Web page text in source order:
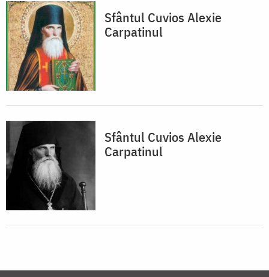
Sfântul Cuvios Alexie
Carpatinul
Sfântul Cuvios Alexie
Carpatinul